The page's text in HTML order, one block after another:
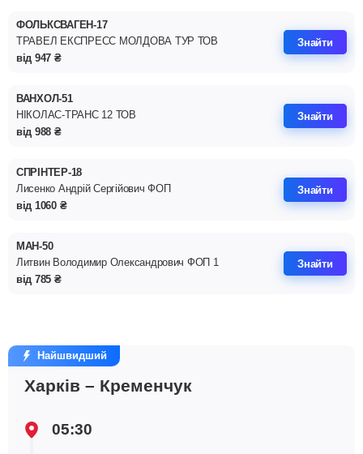
СПРІНТЕР-18
Лисенко Андрiй Сергiйович ФОП
від 1060 ₴
Знайти
ФОЛЬКСВАГЕН-17
ТРАВЕЛ ЕКСПРЕСС МОЛДОВА ТУР ТОВ
від 947 ₴
Знайти
МАН-50
Литвин Володимир Олександрович ФОП 1
від 785 ₴
Знайти
ВАНХОЛ-51
НІКОЛАС-ТРАНС 12 ТОВ
від 988 ₴
Знайти
Найшвидший
Харків – Кременчук
05:30